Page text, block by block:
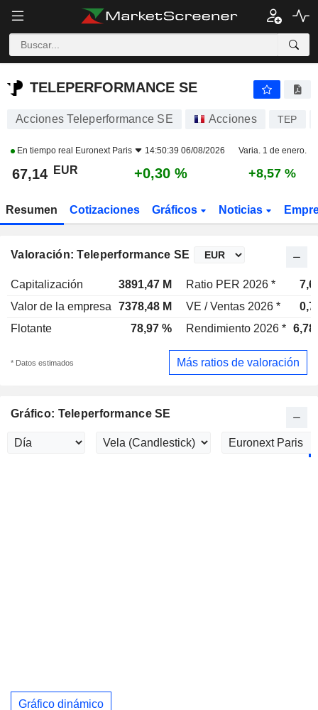
TELEPERFORMANCE SE
TELEPERFORMANCE SE
Acciones Teleperformance SE Acciones TEP
En tiempo real Euronext Paris 14:50:39 06/08/2026 Varia. 1 de enero.
67,14 EUR +0,30 % +8,57 %
Resumen Cotizaciones Gráficos Noticias
Valoración: Teleperformance SE
Capitalización 3891,47 M Ratio PER 2026 *
Valor de la empresa
7378,48 M VE / Ventas 2026 *
Flotante
78,97 % Rendimiento 2026 * 6,78
* Datos estimados Más ratios de valoración
Gráfico: Teleperformance SE
Gráfico dinámico